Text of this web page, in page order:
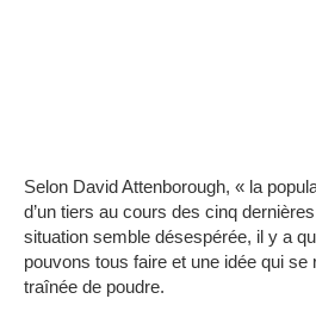
Selon David Attenborough, « la
d’un tiers au cours des cinq
situation semble désespérée, il y a
pouvons tous faire et une idée qui se
traînée de poudre.